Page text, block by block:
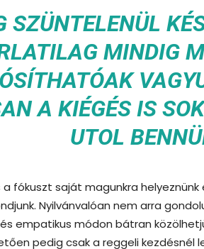
SZÜNTELENÜL
MINDIG
A KIÉGÉS IS
UTOL
fókuszt saját magunkra
Nyilvánvalóan nem arra
empatikus módon bátran
pedig csak a reggeli kezdésnél